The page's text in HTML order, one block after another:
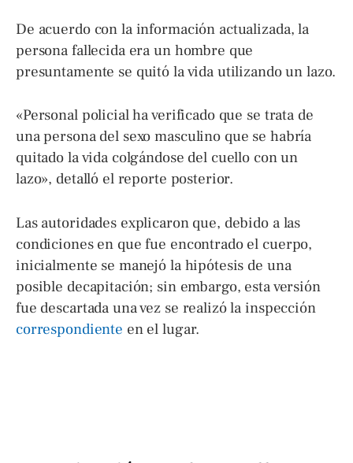
De acuerdo con la información actualizada, la
persona fallecida era un hombre que
presuntamente se quitó la vida utilizando un lazo.
«Personal policial ha verificado que se trata de
una persona del sexo masculino que se habría
quitado la vida colgándose del cuello con un
lazo», detalló el reporte posterior.
Las autoridades explicaron que, debido a las
condiciones en que fue encontrado el cuerpo,
inicialmente se manejó la hipótesis de una
posible decapitación; sin embargo, esta versión
fue descartada una vez se realizó la inspección
correspondiente en el lugar.